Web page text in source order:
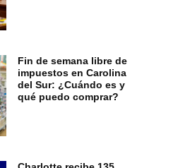
Fin de semana libre de
impuestos en Carolina
del Sur: ¿Cuándo es y
qué puedo comprar?